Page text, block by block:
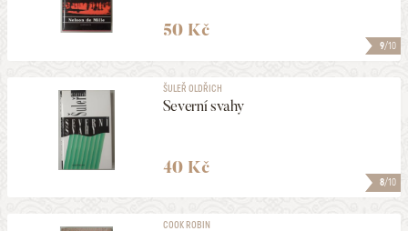
9/10
50 Kč
8/10
ŠULEŘ OLDŘICH
Severní svahy
40 Kč
COOK ROBIN